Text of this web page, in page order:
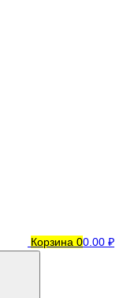
Корзина 00.00 ₽